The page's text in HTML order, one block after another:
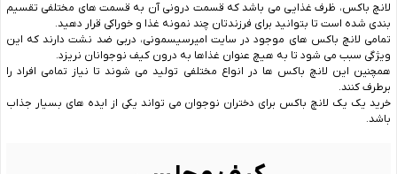
لانچ باکس، ظرف غذایی می باشد که قسمت درونی آن به قسمت های مختلفی تقسیم
بندی شده است تا بتوانید برای فرزندتان چند نمونه غذا و خوراکی قرار دهید.
تمامی لانچ باکس های موجود در سایت امیرسیسمونی، دربی ضد نشت دارند که این
ویژگی سبب می شود تا به هیچ عنوان غذاها به درون کیف نوجوانان نریزد.
همچنین این لانچ باکس ها در انواع مختلفی تولید می شوند تا نیاز تمامی افراد را
برطرف کنند.
خرید یک یک لانچ باکس برای دختران نوجوان می تواند یکی از ایده های بسیار جذاب
باشد.